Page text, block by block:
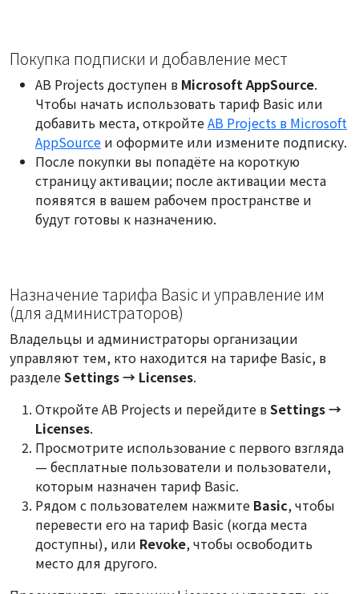
Покупка подписки и добавление мест
AB Projects доступен в Microsoft AppSource.
Чтобы начать использовать тариф Basic или
добавить места, откройтеAB Projects в Microsoft
AppSource и оформите или измените подписку.
После покупки вы попадёте на короткую
страницу активации; после активации места
появятся в вашем рабочем пространстве и
будут готовы к назначению.
Назначение тарифа Basic и управление им
(для администраторов)
Владельцы и администраторы организации
управляют тем, кто находится на тарифе Basic, в
разделеSettings → Licenses.
Откройте AB Projects и перейдите в Settings →
Licenses.
Просмотрите использование с первого взгляда
— бесплатные пользователи и пользователи,
которым назначен тариф Basic.
Рядом с пользователем нажмите Basic, чтобы
перевести его на тариф Basic (когда места
доступны), или Revoke, чтобы освободить
место для другого.